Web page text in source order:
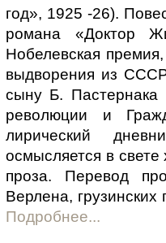
год», 1925 -26).
романа «Доктор
Нобелевская
выдворения из
сыну Б. Пастернака
революции и
лирический
осмысляется в свете
проза. Перевод
Верлена,
Подробнее...